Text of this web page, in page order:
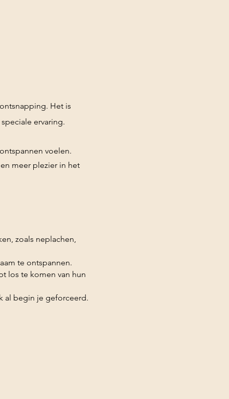
Het is
ervaring.
voelen.
meer plezier in het
zoals neplachen,
te ontspannen.
los te komen van hun
al begin je geforceerd.​